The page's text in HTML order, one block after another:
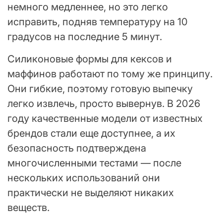
немного медленнее, но это легко
исправить, подняв температуру на 10
градусов на последние 5 минут.
Силиконовые формы для кексов и
маффинов работают по тому же принципу.
Они гибкие, поэтому готовую выпечку
легко извлечь, просто вывернув. В 2026
году качественные модели от известных
брендов стали еще доступнее, а их
безопасность подтверждена
многочисленными тестами — после
нескольких использований они
практически не выделяют никаких
веществ.